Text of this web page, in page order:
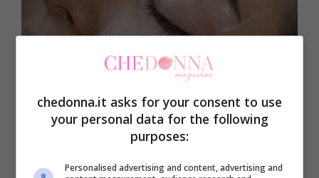
attenzione alla forma.Dobbiamo capire
quel’è quella perfetta per il nostro viso. Ma
come possiamo farlo in casa senza andare
chedonna.it asks for your consent to use
your personal data for the following
purposes:
Personalised advertising and content, advertising and